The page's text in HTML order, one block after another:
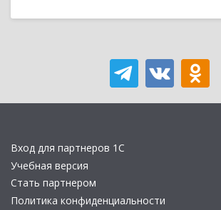
Вход для партнеров 1С
Учебная версия
Стать партнером
Политика конфиденциальности